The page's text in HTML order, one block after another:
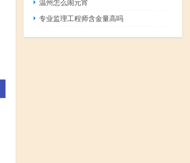
专业监理工程师含金量高吗